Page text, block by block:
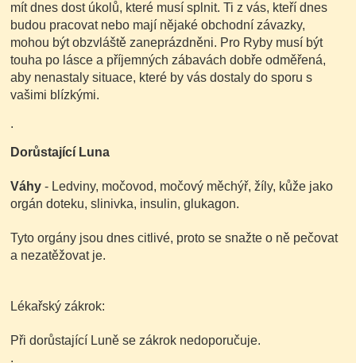
mít dnes dost úkolů, které musí splnit. Ti z vás, kteří dnes
budou pracovat nebo mají nějaké obchodní závazky,
mohou být obzvláště zaneprázdněni. Pro Ryby musí být
touha po lásce a příjemných zábavách dobře odměřená,
aby nenastaly situace, které by vás dostaly do sporu s
vašimi blízkými.
.
Dorůstající Luna
Váhy - Ledviny, močovod, močový měchýř, žíly, kůže jako
orgán doteku, slinivka, insulin, glukagon.
Tyto orgány jsou dnes citlivé, proto se snažte o ně pečovat
a nezatěžovat je.
Lékařský zákrok:
Při dorůstající Luně se zákrok nedoporučuje.
.